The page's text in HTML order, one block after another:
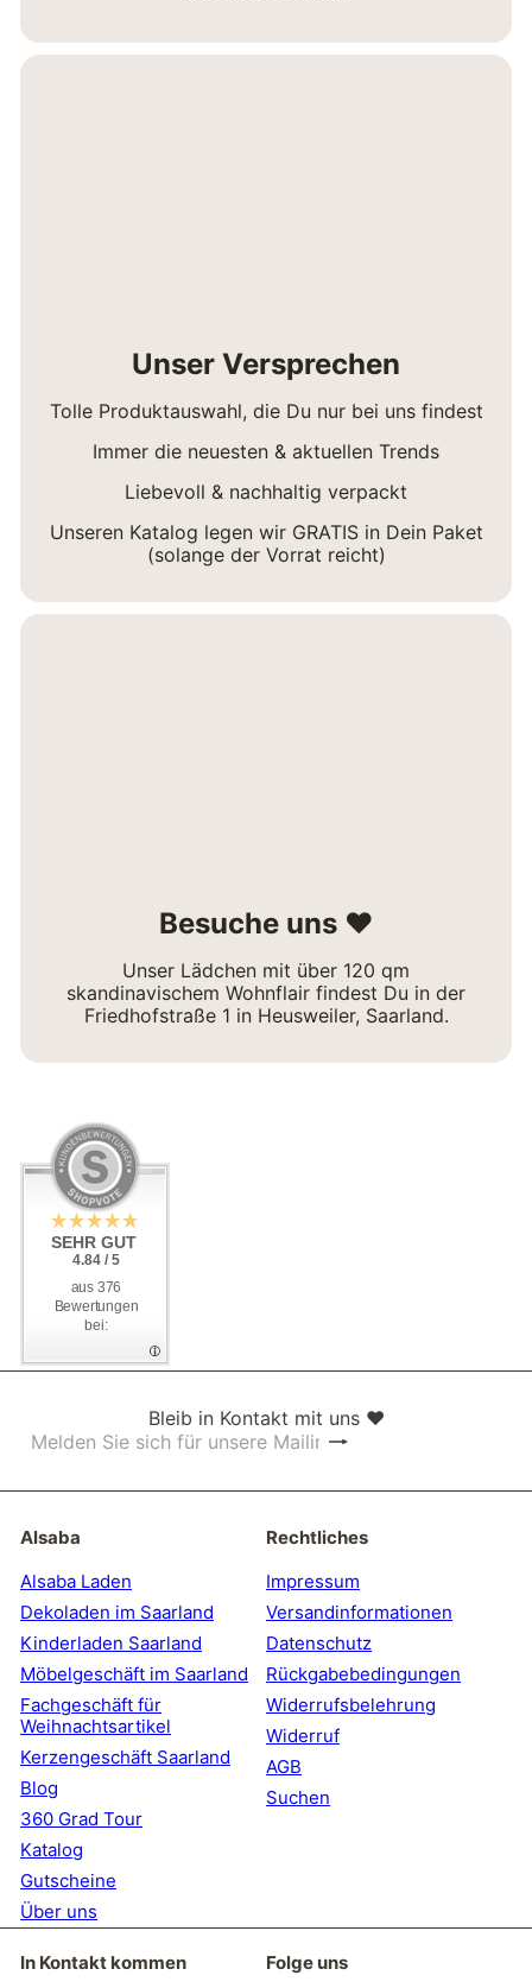
Unser Versprechen
Tolle Produktauswahl, die Du nur bei uns findest
Immer die neuesten & aktuellen Trends
Liebevoll & nachhaltig verpackt
Unseren Katalog legen wir GRATIS in Dein Paket
(solange der Vorrat reicht)
Besuche uns ❤
Unser Lädchen mit über 120 qm
skandinavischem Wohnflair findest Du in der
Friedhofstraße 1 in Heusweiler, Saarland.
SEHR GUT
4.84 / 5
aus 376
Bewertungen
bei:
SEHR GUT
4.84 / 5
aus 376
Bewertungen
bei:
Bleib in Kontakt mit uns ❤
Abonnieren
Melden
unsere
Mailingliste
an
Alsaba
Alsaba Laden
Dekoladen im Saarland
Kinderladen Saarland
Möbelgeschäft im Saarland
Fachgeschäft für
Weihnachtsartikel
Kerzengeschäft Saarland
Blog
360 Grad Tour
Katalog
Gutscheine
Über uns
Rechtliches
Impressum
Versandinformationen
Datenschutz
Rückgabebedingungen
Widerrufsbelehrung
Widerruf
AGB
Suchen
In Kontakt kommen Folge uns